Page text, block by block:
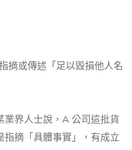
摘或傳述「足以毀損他人名
業界人士說，A 公司這批貨
指摘「具體事實」，有成立